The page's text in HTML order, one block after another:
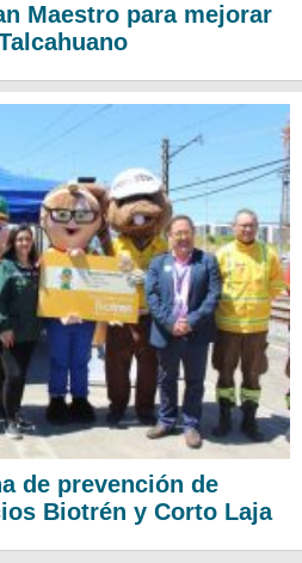
Maestro para mejorar
de prevención de
Biotrén y Corto Laja